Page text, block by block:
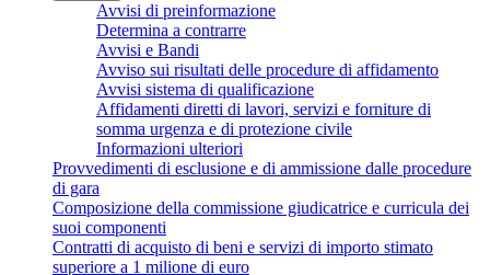
Avvisi di preinformazione
Determina a contrarre
Avvisi e Bandi
Avviso sui risultati delle procedure di affidamento
Avvisi sistema di qualificazione
Affidamenti diretti di lavori, servizi e forniture di
somma urgenza e di protezione civile
Informazioni ulteriori
Provvedimenti di esclusione e di ammissione dalle procedure
di gara
Composizione della commissione giudicatrice e curricula dei
suoi componenti
Contratti di acquisto di beni e servizi di importo stimato
superiore a 1 milione di euro